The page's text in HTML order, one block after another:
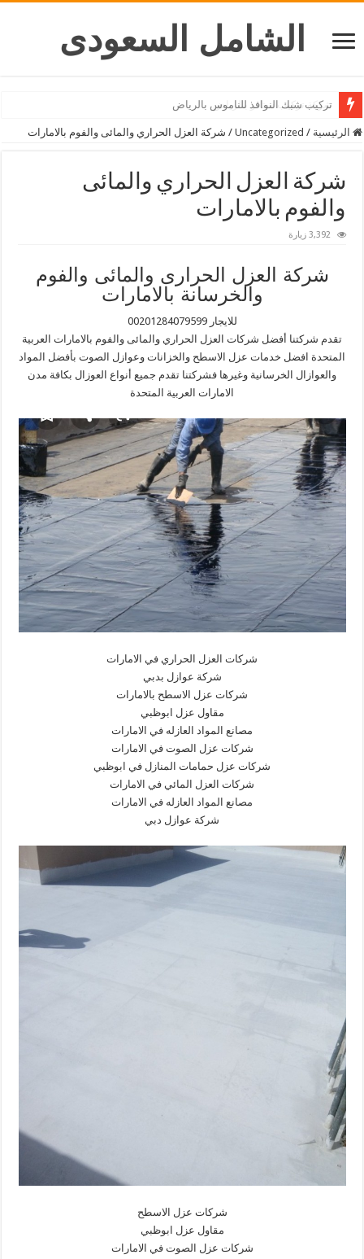
الشامل السعودى
شركة تركيب ستائر بالرياض
الرئيسية /
Uncategorized
/ شركة العزل الحراري والمائى والفوم بالامارات
شركة العزل الحراري والمائى
والفوم بالامارات
3,392 زيارة
شركة العزل الحرارى والمائى والفوم
والخرسانة بالامارات
للايجار 00201284079599
تقدم شركتنا أفضل شركات العزل الحراري والمائى والفوم بالامارات العربية
المتحدة افضل خدمات عزل الاسطح والخزانات وعوازل الصوت بأفضل المواد
والعوازال الخرسانية وغيرها فشركتنا تقدم جميع أنواع العوزال بكافة مدن
الامارات العربية المتحدة
شركات العزل الحراري في الامارات
شركة عوازل بدبي
شركات عزل الاسطح بالامارات
مقاول عزل ابوظبي
مصانع المواد العازله في الامارات
شركات عزل الصوت في الامارات
شركات عزل حمامات المنازل في ابوظبي
شركات العزل المائي في الامارات
مصانع المواد العازله في الامارات
شركة عوازل دبي
شركات عزل الاسطح
مقاول عزل ابوظبي
شركات عزل الصوت في الامارات